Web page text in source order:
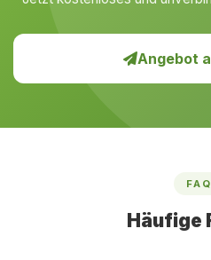
Angebot
FAQ
Häufige